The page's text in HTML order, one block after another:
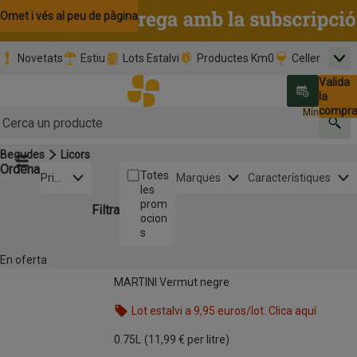
Omet i vés al contingut
Omet i vés a la cerca
Omet i vés al peu de pàgina
Novetats Estiu Lots Estalvi Productes Km0 Celler
Promoció clients nous Tria data
Valida
la
compra
0,00 €
Mínim:
Botó del menú principal
Begudes Licors
Ordena Obre-ho per veure una llista de les opcions d'ordenació
Prim
Filtra
Totes
les
prom
ocion
s
Marques Característiques
Llista de productes
En oferta
MARTINI Vermut negreMARTINI Vermut negre
Lot estalvi a 9,95 euros/lot. Clica aquí
0.75L
(11,99 € per litre)